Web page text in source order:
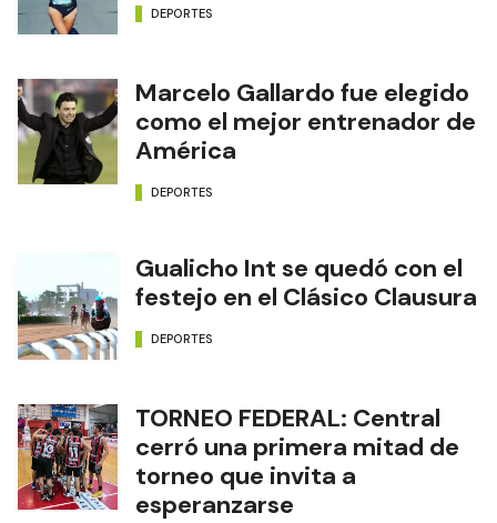
DEPORTES
Marcelo Gallardo fue elegido
como el mejor entrenador de
América
DEPORTES
Gualicho Int se quedó con el
festejo en el Clásico Clausura
DEPORTES
TORNEO FEDERAL: Central
cerró una primera mitad de
torneo que invita a
esperanzarse